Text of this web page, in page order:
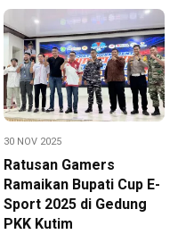
30 NOV 2025
Ratusan Gamers
Ramaikan Bupati Cup E-
Sport 2025 di Gedung
PKK Kutim